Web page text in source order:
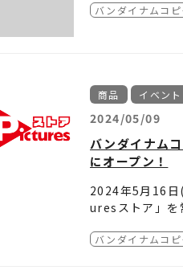
上、高温・多湿
今後とも引き続
■対象商品
発売日：2024
商品名：銀魂オ
■対応内容
ガラス素材から
交換対応に関し
お手続き受付終
⇒【https://
※お手続き受付
※お手元の商品
なお、交換商品
バンダイナムコ
商品 イベント
2024/05/09
バンダイナム
にオープン！
2024年5月16
uresストア」を
バンダイナムコ